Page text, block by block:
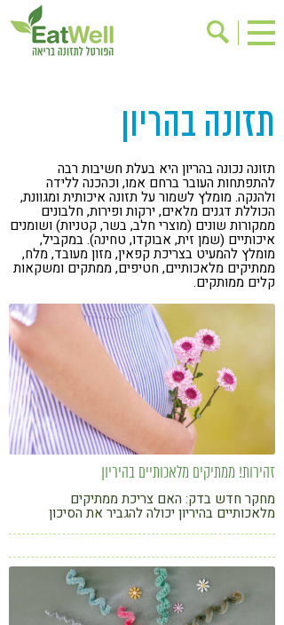
בישול בריא
תוספי תזונה
מתכוני בריאות
אירועים
שינוי תזונתי
גישות בתזונה
דיאטה
ניקוי רעלים
תזונה וספורט
הפרעות קשב & ריכוז
אכילה רגשית
רגישות לגלוטן
טעים להכיר
תזונה בהריון
תזונה נכונה בהריון היא בעלת חשיבות רבה
להתפתחות העובר ברחם אמו, וכהכנה ללידה
ולהנקה. מומלץ לשמור על תזונה איכותית ומגוונת,
הכוללת דגנים מלאים, ירקות ופירות, חלבונים
ממקורות שונים (מוצרי חלב, בשר, קטניות) ושומנים
איכותיים (שמן זית, אבוקדו, טחינה). במקביל,
מומלץ להמעיט בצריכת קפאין, מזון מעובד, מלח,
ממתיקים מלאכותיים, חטיפים, ממתקים ומשקאות
קלים ממותקים.
זהירות! ממתיקים מלאכותיים בהיריון
מחקר חדש בדק: האם צריכת ממתיקים
מלאכותיים בהיריון יכולה להגביר את הסיכון